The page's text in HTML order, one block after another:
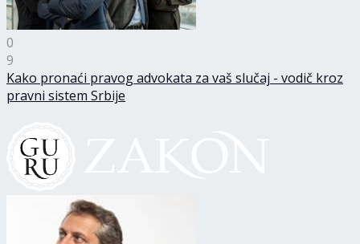
0
9
Kako pronaći pravog advokata za vaš slučaj - vodič kroz
pravni sistem Srbije